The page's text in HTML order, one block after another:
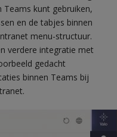
kunt gebruiken,
en de tabjes binnen
menu-structuur.
verdere integratie met
gedacht
binnen Teams bij